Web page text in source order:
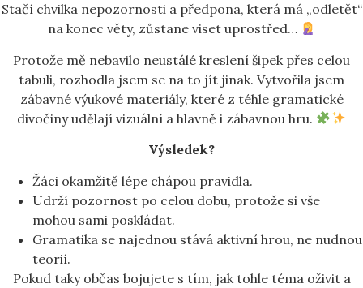
Stačí chvilka nepozornosti a předpona, která má „odletět“
na konec věty, zůstane viset uprostřed…
Protože mě nebavilo neustálé kreslení šipek přes celou
tabuli, rozhodla jsem se na to jít jinak. Vytvořila jsem
zábavné výukové materiály, které z téhle gramatické
divočiny udělají vizuální a hlavně i zábavnou hru.
Výsledek?
Žáci okamžitě lépe chápou pravidla.
Udrží pozornost po celou dobu, protože si vše
mohou sami poskládat.
Gramatika se najednou stává aktivní hrou, ne nudnou
teorií.
Pokud taky občas bojujete s tím, jak tohle téma oživit a